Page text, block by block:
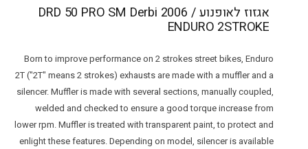
אגזוז לאופנוע DRD 50 PRO SM Derbi 2006 /
ENDURO 2STROKE
Born to improve performance on 2 strokes street bikes, Enduro
2T ("2T" means 2 strokes) exhausts are made with a muffler and a
silencer. Muffler is made with several sections, manually coupled,
welded and checked to ensure a good torque increase from
lower rpm. Muffler is treated with transparent paint, to protect and
enlight these features. Depending on model, silencer is available